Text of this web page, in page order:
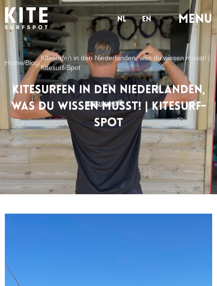
nl en Menu
Home/Blog/
Kitesurfen in den Niederlanden, was du wissen musst! |
Kitesurf-Spot
Kitesurfen in den Niederlanden,
was du wissen musst! | Kitesurf-
Spot